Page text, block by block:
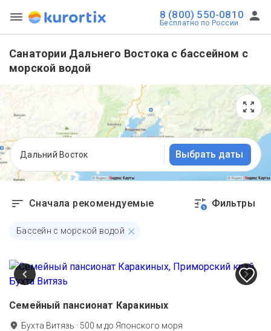
8 (800) 550-0810
Бесплатно по России
Санатории Дальнего Востока с бассейном с
морской водой
Дальний Восток Выбрать даты
Сначала рекомендуемые 1 Фильтры
Бассейн с морской водой
Семейный пансионат Каракиных
Бухта Витязь · 500 м до Японского моря